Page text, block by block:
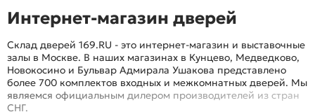
Интернет-магазин дверей
Склад дверей 169.RU - это интернет-магазин и выставочные
залы в Москве. В наших магазинах в Кунцево, Медведково,
Новокосино и Бульвар Адмирала Ушакова представлено
более 700 комплектов входных и межкомнатных дверей. Мы
являемся официальным дилером производителей из стран
СНГ.